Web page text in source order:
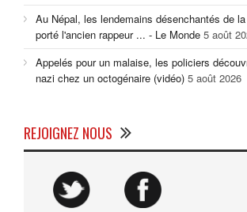
Au Népal, les lendemains désenchantés de
porté l'ancien rappeur ... - Le Monde 5 août
Appelés pour un malaise, les policiers
nazi chez un octogénaire (vidéo) 5 août 2026
REJOIGNEZ NOUS